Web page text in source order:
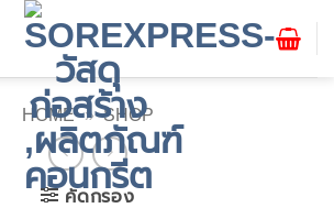
HOME » SHOP
คัดกรอง